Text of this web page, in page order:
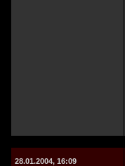
28.01.2004, 16:09